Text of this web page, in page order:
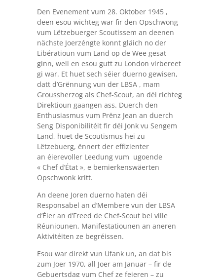
Den Evenement vum 28. Oktober 1945 ,
deen esou wichteg war fir den Opschwong
vum Lëtzebuerger Scoutissem an deenen
nächste Joerzéngte konnt gläich no der
Libératioun vum Land op de Wee gesat
ginn, well en esou gutt zu London virbereet
gi war. Et huet sech séier duerno gewisen,
datt d’Grënnung vun der LBSA , mam
Groussherzog als Chef-Scout, an déi richteg
Direktioun gaangen ass. Duerch den
Enthusiasmus vum Prënz Jean an duerch
Seng Disponibilitéit fir déi Jonk vu Sengem
Land, huet de Scoutismus hei zu
Lëtzebuerg, ënnert der effizienter
an éierevoller Leedung vum ugoende
« Chef d’État », e bemierkenswäerten
Opschwonk kritt.
An deene Joren duerno haten déi
Responsabel an d’Membere vun der LBSA
d’Éier an d’Freed de Chef-Scout bei ville
Réuniounen, Manifestatiounen an aneren
Aktivitéiten ze begréissen.
Esou war direkt vun Ufank un, an dat bis
zum Joer 1970, all Joer am Januar – fir de
Gebuertsdag vum Chef ze feieren – zu